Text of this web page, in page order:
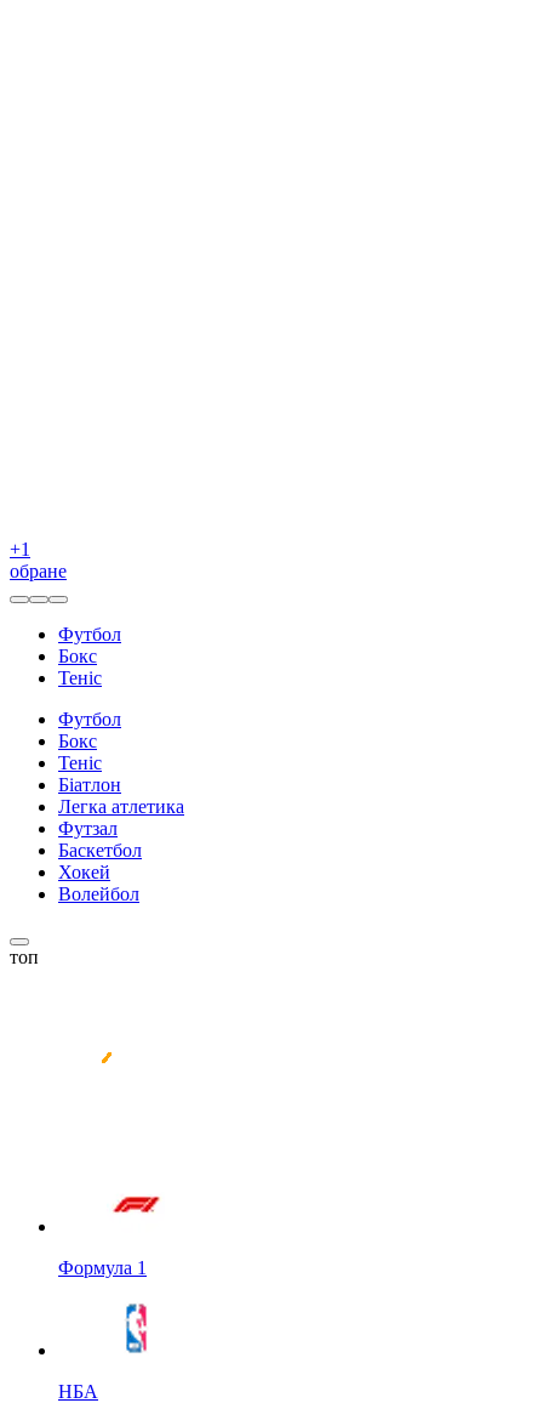
+1
обране
Футбол
Бокс
Теніс
Футбол
Бокс
Теніс
Біатлон
Легка атлетика
Футзал
Баскетбол
Хокей
Волейбол
топ
Формула 1
НБА